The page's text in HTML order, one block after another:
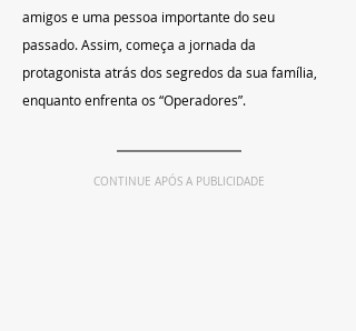
amigos e uma pessoa importante do seu
passado. Assim, começa a jornada da
protagonista atrás dos segredos da sua família,
enquanto enfrenta os “Operadores”.
CONTINUE APÓS A PUBLICIDADE